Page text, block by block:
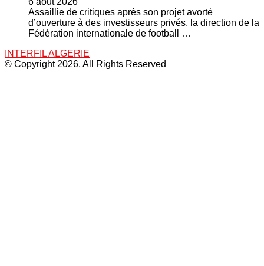
Assaillie de critiques après son projet avorté
d’ouverture à des investisseurs privés, la direction de la
Fédération internationale de football …
INTERFIL ALGERIE
© Copyright 2026, All Rights Reserved